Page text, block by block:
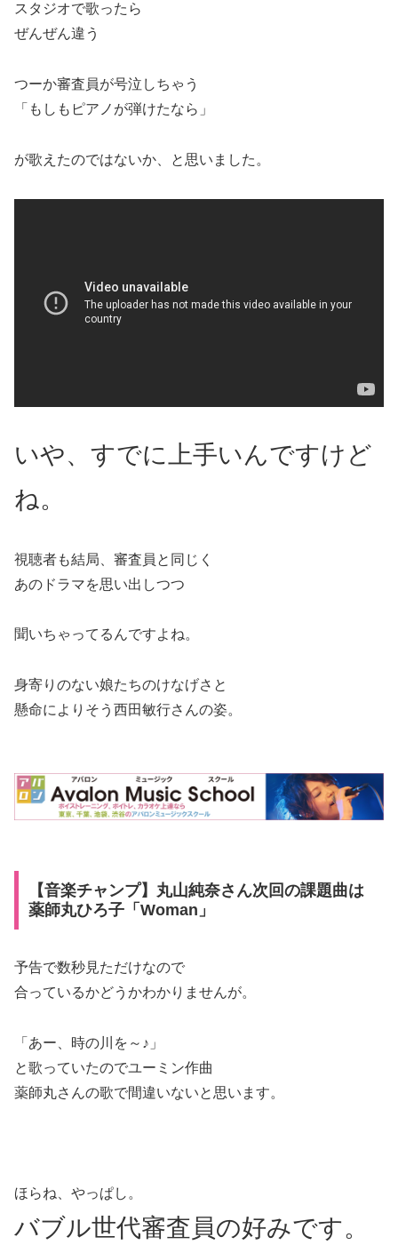
スタジオで歌ったら
ぜんぜん違う
つーか審査員が号泣しちゃう
「もしもピアノが弾けたなら」
が歌えたのではないか、と思いました。
いや、すでに上手いんですけど
ね。
視聴者も結局、審査員と同じく
あのドラマを思い出しつつ
聞いちゃってるんですよね。
身寄りのない娘たちのけなげさと
懸命によりそう西田敏行さんの姿。
【音楽チャンプ】丸山純奈さん次回の課題曲は
薬師丸ひろ子「Woman」
予告で数秒見ただけなので
合っているかどうかわかりませんが。
「あー、時の川を～♪」
と歌っていたのでユーミン作曲
薬師丸さんの歌で間違いないと思います。
ほらね、やっぱし。
バブル世代審査員の好みです。